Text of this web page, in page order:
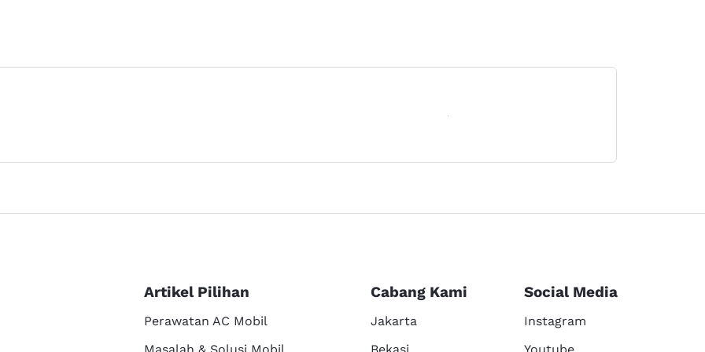
Artikel Pilihan
Perawatan AC Mobil
Cabang Kami
Jakarta
Social Media
Instagram